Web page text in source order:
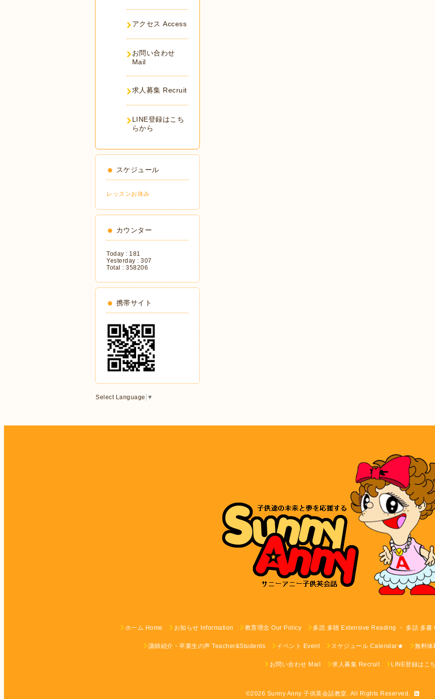
アクセス Access
お問い合わせ
Mail
求人募集 Recruit
LINE登録はこち
らから
スケジュール
レッスンお休み
カウンター
Today : 181
Yesterday : 307
Total : 358206
携帯サイト
Select Language ▼
ホ一ム Home お知らせ Information 教育理念 Our Policy 多読 多聴 Extensive Reading ・ 多話 多
講師紹介・卒業生の声 Teacher&Students イベント Event スケジュール Calendar★ 無料
お問い合わせ Mail 求人募集 Recruit LINE登録はこ
©2026 Sunny Anny 子供英会話教室. All Rights Reserved.